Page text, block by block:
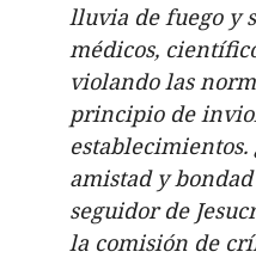
lluvia de fuego y
médicos,
violando las
principio de
establecimientos.
amistad y
seguidor de
la comisión de